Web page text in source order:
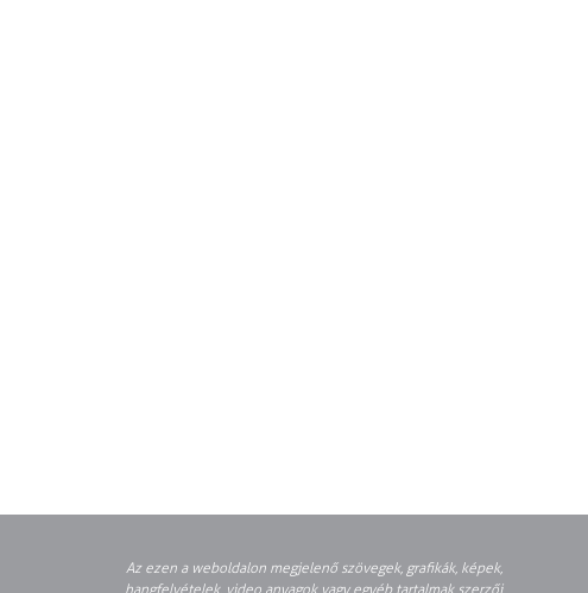
Az ezen a weboldalon megjelenő szövegek, grafikák, képek,